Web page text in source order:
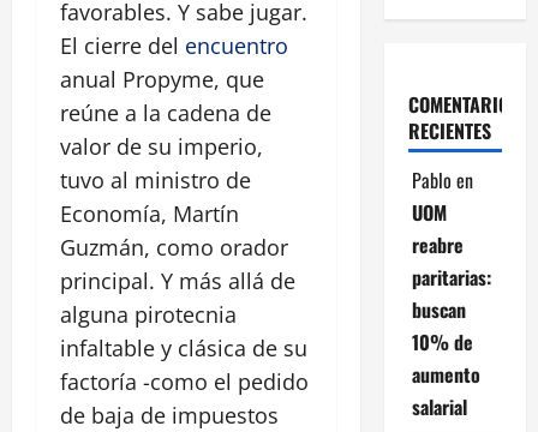
favorables. Y sabe jugar.
El cierre del encuentro
anual Propyme, que
reúne a la cadena de
valor de su imperio,
tuvo al ministro de
Economía, Martín
Guzmán, como orador
principal. Y más allá de
alguna pirotecnia
infaltable y clásica de su
factoría -como el pedido
de baja de impuestos
COMENTARIOS
RECIENTES
Pablo en
UOM
reabre
paritarias:
buscan
10% de
aumento
salarial